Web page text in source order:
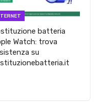
batteria
Watch: trova
su